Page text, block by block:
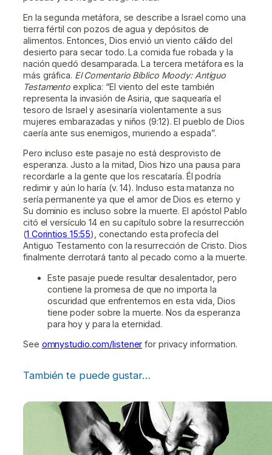
En la segunda metáfora, se describe a Israel como una
tierra fértil con pozos de agua y depósitos de
alimentos. Entonces, Dios envió un viento cálido del
desierto para secar todo. La comida fue robada y la
nación quedó desamparada. La tercera metáfora es la
más gráfica. El Comentario Bíblico Moody: Antiguo
Testamento explica: “El viento del este también
representa la invasión de Asiria, que saquearía el
tesoro de Israel y asesinaría violentamente a sus
mujeres embarazadas y niños (9:12). El pueblo de Dios
caería ante sus enemigos, muriendo a espada”.
Pero incluso este pasaje no está desprovisto de
esperanza. Justo a la mitad, Dios hizo una pausa para
recordarle a la gente que los rescataría. Él podría
redimir y aún lo haría (v. 14). Incluso esta matanza no
sería permanente ya que el amor de Dios es eterno y
Su dominio es incluso sobre la muerte. El apóstol Pablo
citó el versículo 14 en su capítulo sobre la resurrección
(1 Corintios 15:55), conectando esta profecía del
Antiguo Testamento con la resurrección de Cristo. Dios
finalmente derrotará tanto al pecado como a la muerte.
Este pasaje puede resultar desalentador, pero
contiene la promesa de que no importa la
oscuridad que enfrentemos en esta vida, Dios
tiene poder sobre la muerte. Nos da esperanza
para hoy y para la eternidad.
See omnystudio.com/listener for privacy information.
También te puede gustar…